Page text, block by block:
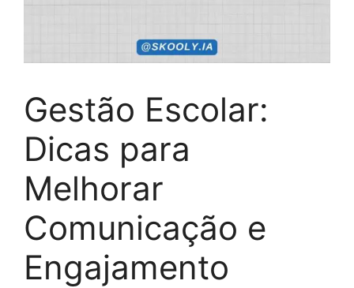
Gestão Escolar:
Dicas para
Melhorar
Comunicação e
Engajamento